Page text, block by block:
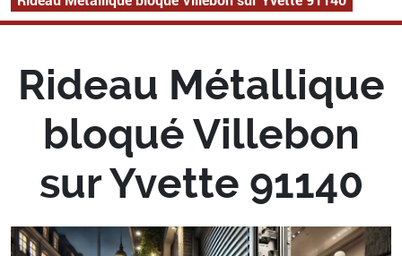
Rideau Métallique
bloqué Villebon
sur Yvette 91140